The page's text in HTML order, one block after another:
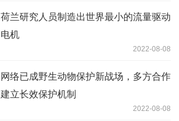
荷兰研究人员制造出世界最小的流量驱动
电机
2022-08-08
网络已成野生动物保护新战场，多方合作
建立长效保护机制
2022-08-08